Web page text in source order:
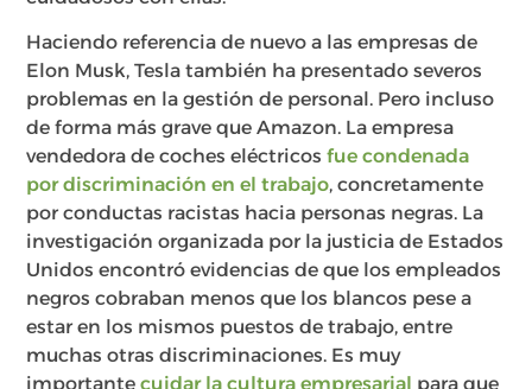
Haciendo referencia de nuevo a las empresas de
Elon Musk, Tesla también ha presentado severos
problemas en la gestión de personal. Pero incluso
de forma más grave que Amazon. La empresa
vendedora de coches eléctricosfue condenada
por discriminación en el trabajo, concretamente
por conductas racistas hacia personas negras. La
investigación organizada por la justicia de Estados
Unidos encontró evidencias de que los empleados
negros cobraban menos que los blancos pese a
estar en los mismos puestos de trabajo, entre
muchas otras discriminaciones. Es muy
importantecuidar la cultura empresarial para que